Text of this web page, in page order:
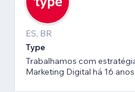
ES, BR
Type
Trabalhamos com
Marketing Digital há 16 anos.